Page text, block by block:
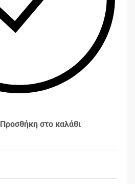
Προσθήκη στο καλάθι